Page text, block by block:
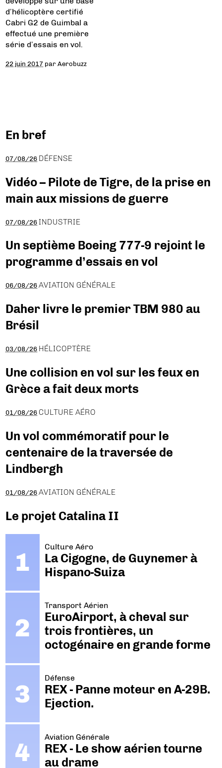
d’hélicoptère certifié
Cabri G2 de Guimbal a
effectué une première
série d’essais en vol.
22 juin 2017 parAerobuzz
En bref
07/08/26 DÉFENSE
Vidéo – Pilote de Tigre, de la prise en
main aux missions de guerre
07/08/26 INDUSTRIE
Un septième Boeing 777-9 rejoint le
programme d’essais en vol
06/08/26 AVIATION GÉNÉRALE
Daher livre le premier TBM 980 au
Brésil
03/08/26 HÉLICOPTÈRE
Une collision en vol sur les feux en
Grèce a fait deux morts
01/08/26 CULTURE AÉRO
Un vol commémoratif pour le
centenaire de la traversée de
Lindbergh
01/08/26 AVIATION GÉNÉRALE
Le projet Catalina II
Culture Aéro
La Cigogne, de Guynemer à
Hispano-Suiza
Transport Aérien
EuroAirport, à cheval sur
trois frontières, un
octogénaire en grande forme
Défense
REX - Panne moteur en A-29B.
Ejection.
Aviation Générale
REX - Le show aérien tourne
au drame